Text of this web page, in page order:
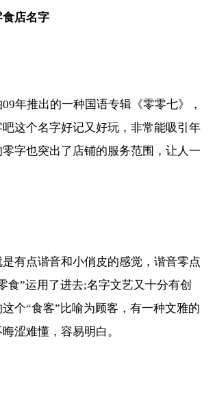
店名字
年推出的一种国语专辑《零零七》，
这个名字好记又好玩，非常能吸引年
字也突出了店铺的服务范围，让人一
有点谐音和小俏皮的感觉，谐音零点
食”运用了进去;名字文艺又十分有创
个“食客”比喻为顾客，有一种文雅的
涩难懂，容易明白。